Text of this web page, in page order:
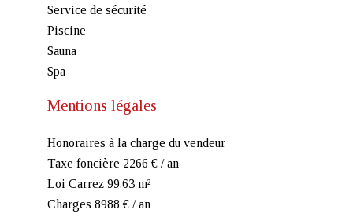
Service de sécurité
Piscine
Sauna
Spa
Mentions légales
Honoraires à la charge du vendeur
Taxe foncière 2266 € / an
Loi Carrez 99.63 m²
Charges 8988 € / an